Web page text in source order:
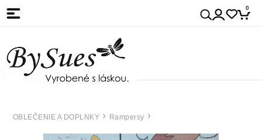
0
OBLEČENIE A DOPLNKY Rampersy